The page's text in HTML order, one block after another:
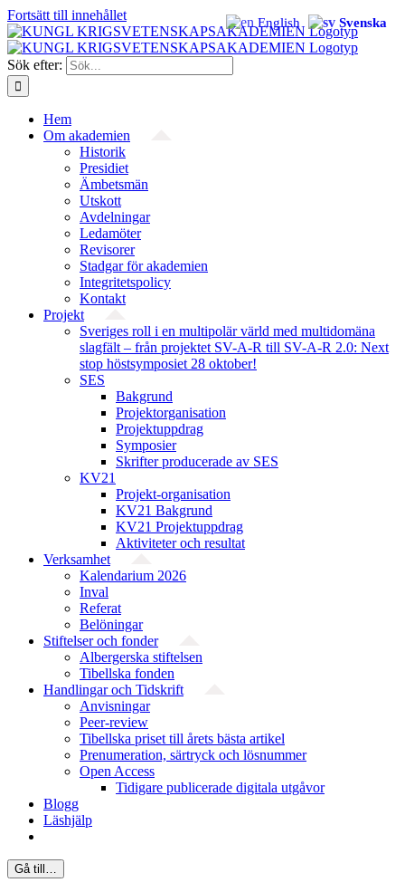
Fortsätt till innehållet
Sök efter:
Hem
Om akademien
Historik
Presidiet
Ämbetsmän
Utskott
Avdelningar
Ledamöter
Revisorer
Stadgar för akademien
Integritetspolicy
Kontakt
Projekt
Sveriges roll i en multipolär värld med multidomäna
slagfält – från projektet SV-A-R till SV-A-R 2.0: Next
stop höstsymposiet 28 oktober!
SES
Bakgrund
Projekt­organisation
Projektuppdrag
Symposier
Skrifter producerade av SES
KV21
Projekt-organisation
KV21 Bakgrund
KV21 Projektuppdrag
Aktiviteter och resultat
Verksamhet
Kalendarium 2026
Inval
Referat
Belöningar
Stiftelser och fonder
Albergerska stiftelsen
Tibellska fonden
Handlingar och Tidskrift
Anvisningar
Peer-review
Tibellska priset till årets bästa artikel
Prenumeration, särtryck och lösnummer
Open Access
Tidigare publicerade digitala utgåvor
Blogg
Läshjälp
Gå till…
English Svenska